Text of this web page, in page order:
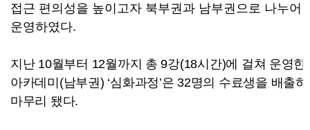
접근 편의성을 높이고자 북부권과 남부권으로 나누어
운영하였다.
지난 10월부터 12월까지 총9강(18시간)에 걸쳐 운영한
아카데미 (남부권) ‘심화과정’은32명의 수료생을 배출
마무리 됐다.